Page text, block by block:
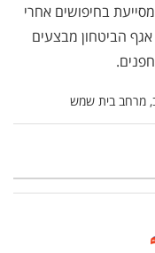
בחיפושים אחרי
הביטחון מבצעים
מרחב בית שמש